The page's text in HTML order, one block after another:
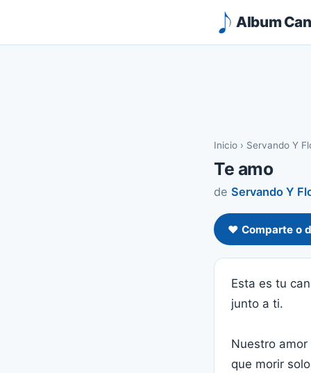
Album
Inicio › Servando Y
Te amo
de Servando Y
❤️ Comparte o
Esta es tu
junto a ti.
Nuestro
que morir